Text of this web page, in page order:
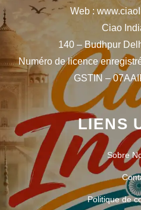
Web :
Ciao
140 – Budhpur
Numéro de licence
GSTIN –
LIENS
Sobre
Politique de